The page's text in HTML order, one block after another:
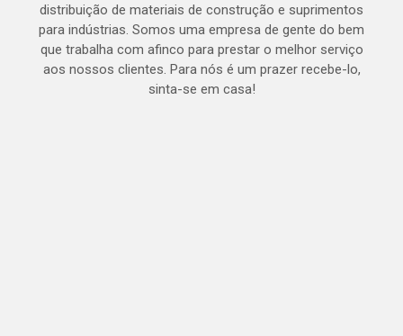
distribuição de materiais de construção e suprimentos
para indústrias. Somos uma empresa de gente do bem
que trabalha com afinco para prestar o melhor serviço
aos nossos clientes. Para nós é um prazer recebe-lo,
sinta-se em casa!